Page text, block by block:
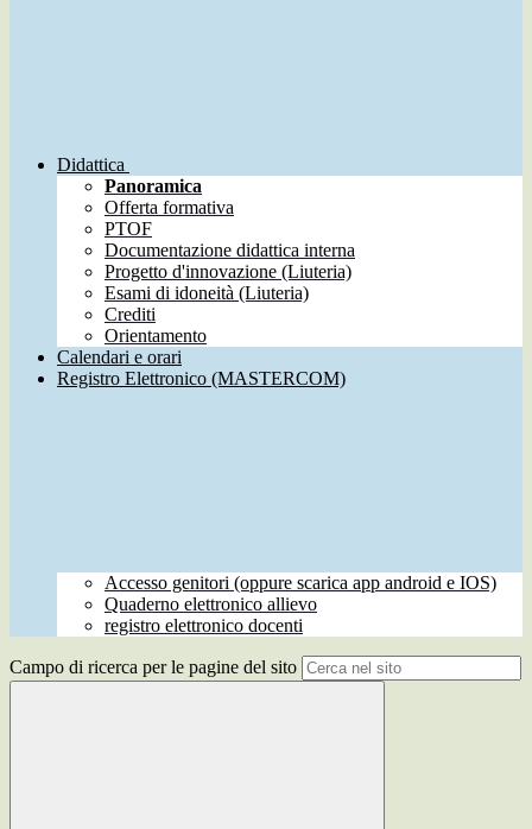
Didattica
Panoramica
Offerta formativa
PTOF
Documentazione didattica interna
Progetto d'innovazione (Liuteria)
Esami di idoneità (Liuteria)
Crediti
Orientamento
Calendari e orari
Registro Elettronico (MASTERCOM)
Accesso genitori (oppure scarica app android e IOS)
Quaderno elettronico allievo
registro elettronico docenti
Campo di ricerca per le pagine del sito